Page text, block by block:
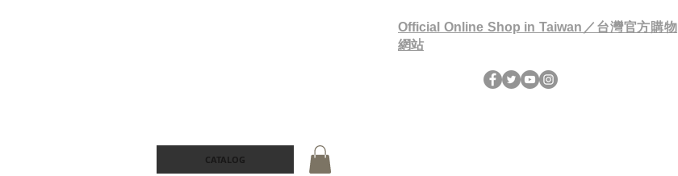
Official Online Shop in Taiwan／台灣官方購物
網站
CATALOG